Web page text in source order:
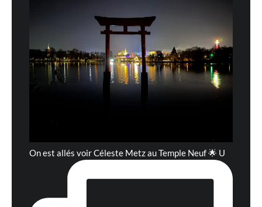
On est allés voir Céleste Metz au Temple Neuf 🌟 U